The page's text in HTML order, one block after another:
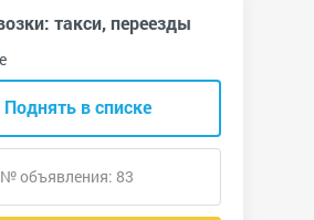
такси, переезды
Поднять в списке
№ объявления: 83